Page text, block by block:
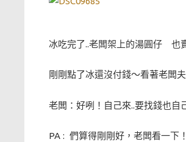
冰吃完了..老闆架上的湯圓仔 也
剛剛點了冰還沒付錢～看著老闆
老闆：好咧！自己來..要找錢也自
PA : 們算得剛剛好，老闆看一下！